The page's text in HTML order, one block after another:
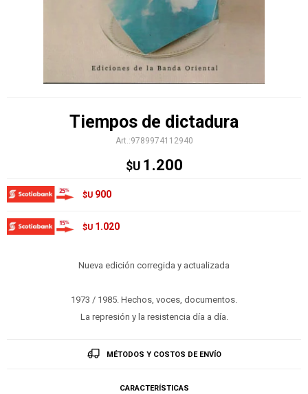
Tiempos de dictadura
9789974112940
$U 1.200
$U 900
$U 1.020
Nueva edición corregida y actualizada
1973 / 1985. Hechos, voces, documentos.
La represión y la resistencia día a día.
MÉTODOS Y COSTOS DE ENVÍO
CARACTERÍSTICAS